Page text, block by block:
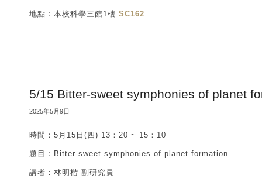
地點：本校科學三館1樓 SC162
5/15 Bitter-sweet symphonies of planet
2025年5月9日
時間：5月15日(四) 13：20 ~ 15：10
題目：Bitter-sweet symphonies of planet formation
講者：林明楷 副研究員